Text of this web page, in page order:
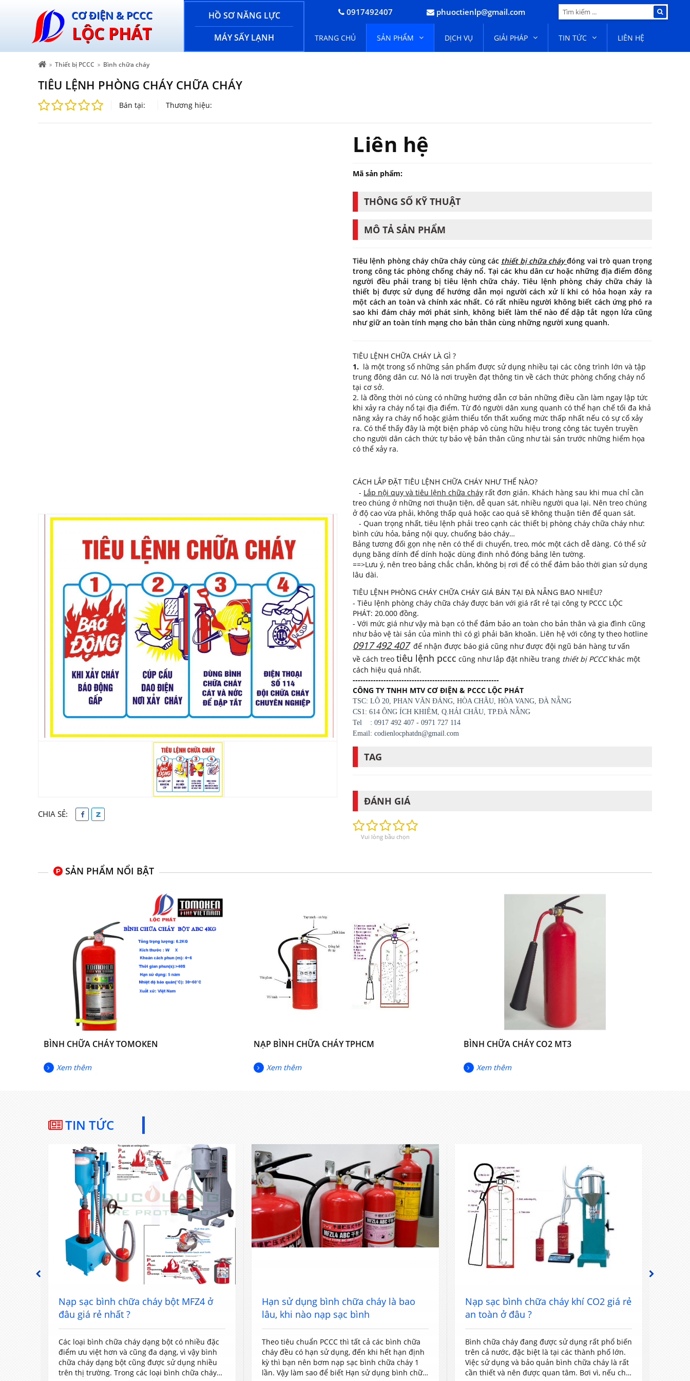
CƠ ĐIỆN & PCCC
LỘC PHÁT
HỒ SƠ NĂNG LỰC
MÁY SẤY LẠNH
0917492407 phuoctienlp@gmail.com
TRANG CHỦ SẢN PHẨM DỊCH VỤ GIẢI PHÁP TIN TỨC LIÊN HỆ
Thiết bị PCCC Bình chữa cháy
TIÊU LỆNH PHÒNG CHÁY CHỮA CHÁY
Bán tại: Thương hiệu:
CHIA SẺ:
Liên hệ
Mã sản phẩm:
THÔNG SỐ KỸ THUẬT
MÔ TẢ SẢN PHẨM
Tiêu lệnh phòng cháy chữa cháy cùng các thiết bị chữa cháyđóng vai trò quan trọng
trong công tác phòng chống cháy nổ. Tại các khu dân cư hoặc những địa điểm đông
người đều phải trang bị tiêu lệnh chữa cháy. Tiêu lệnh phòng cháy chữa cháy là
thiết bị được sử dụng để hướng dẫn mọi người cách xử lí khi có hỏa hoạn xảy ra
một cách an toàn và chính xác nhất. Có rất nhiều người không biết cách ứng phó ra
sao khi đám cháy mới phát sinh, không biết làm thế nào để dập tắt ngọn lửa cũng
như giữ an toàn tính mạng cho bản thân cùng những người xung quanh.
TIÊU LỆNH CHỮA CHÁY LÀ GÌ ?
1. là một trong số những sản phẩm được sử dụng nhiều tại các công trình lớn và tập
trung đông dân cư. Nó là nơi truyền đạt thông tin về cách thức phòng chống cháy nổ
tại cơ sở.
2. là đồng thời nó cùng có những hướng dẫn cơ bản những điều cần làm ngay lập tức
khi xảy ra cháy nổ tại địa điểm. Từ đó người dân xung quanh có thể hạn chế tối đa khả
năng xảy ra cháy nổ hoặc giảm thiểu tổn thất xuống mức thấp nhất nếu có sự cố xảy
ra. Có thể thấy đây là một biện pháp vô cùng hữu hiệu trong công tác tuyên truyền
cho người dân cách thức tự bảo vệ bản thân cũng như tài sản trước những hiểm họa
có thể xảy ra.
CÁCH LẮP ĐẶT TIÊU LỆNH CHỮA CHÁY NHƯ THẾ NÀO?
- Lắp nội quy và tiêu lệnh chữa cháy rất đơn giản. Khách hàng sau khi mua chỉ cần
treo chúng ở những nơi thuận tiện, dễ quan sát, nhiều người qua lại. Nên treo chúng
ở độ cao vừa phải, không thấp quá hoặc cao quá sẽ không thuận tiên để quan sát.
- Quan trọng nhất, tiêu lệnh phải treo cạnh các thiết bị phòng cháy chữa cháy như:
bình cứu hỏa, bảng nội quy, chuống báo cháy…
Bảng tương đối gọn nhẹ nên có thể di chuyển, treo, móc một cách dễ dàng. Có thể sử
dụng băng dính để dính hoặc dùng đinh nhỏ đóng bảng lên tường.
==>Lưu ý, nên treo bảng chắc chắn, không bị rơi để có thể đảm bảo thời gian sử dụng
lâu dài.
TIÊU LỆNH PHÒNG CHÁY CHỮA CHÁY GIÁ BÁN TẠI ĐÀ NẴNG BAO NHIÊU?
- Tiêu lệnh phòng cháy chữa cháy được bán với giá rất rẻ tại công ty PCCC LỘC
PHÁT: 20.000 đồng.
- Với mức giá như vậy mà bạn có thể đảm bảo an toàn cho bản thân và gia đình cũng
như bảo vệ tài sản của mình thì có gì phải băn khoăn. Liên hệ với công ty theo hotline
0917 492 407để nhận được báo giá cũng như được đội ngũ bán hàng tư vấn
về cách treotiêu lệnh pccc cũng như lắp đặt nhiều trang thiết bị PCCCkhác một
cách hiệu quả nhất.
---------------------------------------------------------
CÔNG TY TNHH MTV CƠ ĐIỆN & PCCC LỘC PHÁT
TSC: LÔ 20, PHAN VĂN ĐÁNG, HÒA CHÂU, HÒA VANG, ĐÀ NẴNG
CS1: 614 ÔNG ÍCH KHIÊM, Q.HẢI CHÂU, TP.ĐÀ NẴNG
Tel : 0917 492 407 - 0971 727 114
Email: codienlocphatdn@gmail.com
TAG
ĐÁNH GIÁ
Vui lòng bầu chọn
SẢN PHẨM NỔI BẬT
BÌNH CHỮA CHÁY TOMOKEN
Xem thêm
NẠP BÌNH CHỮA CHÁY TPHCM
Xem thêm
BÌNH CHỮA CHÁY CO2 MT3
Xem thêm
TIN TỨC
PREVIOUS
Nạp sạc bình chữa cháy bột MFZ4 ở
đâu giá rẻ nhất ?
Các loại bình chữa cháy dạng bột có nhiều đặc
điểm ưu việt hơn và cũng đa dạng, vì vậy bình
chữa cháy dạng bột cũng được sử dụng nhiều
trên thị trường. Trong các loại bình chữa cháy
Hạn sử dụng bình chữa cháy là bao
lâu, khi nào nạp sạc bình
Theo tiêu chuẩn PCCC thì tất cả các bình chữa
cháy đều có hạn sử dụng, đến khi hết hạn định
kỳ thì bạn nên bơm nạp sạc bình chữa cháy 1
lần. Vậy làm sao để biết Hạn sử dụng bình chữa
Nạp sạc bình chữa cháy khí CO2 giá rẻ
an toàn ở đâu ?
Bình chữa cháy đang được sử dụng rất phổ biến
trên cả nước, đặc biệt là tại các thành phố lớn.
Việc sử dụng và bảo quản bình chữa cháy là rất
cần thiết và nên được quan tâm. Bơi vì, nếu chỉ
NEXT